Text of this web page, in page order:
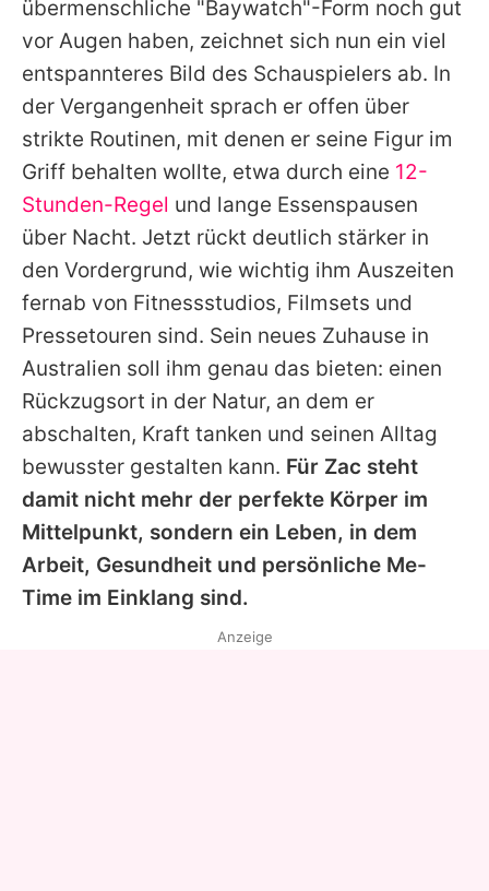
übermenschliche "Baywatch"-Form noch gut
vor Augen haben, zeichnet sich nun ein viel
entspannteres Bild des Schauspielers ab. In
der Vergangenheit sprach er offen über
strikte Routinen, mit denen er seine Figur im
Griff behalten wollte, etwa durch eine 12-
Stunden-Regel und lange Essenspausen
über Nacht. Jetzt rückt deutlich stärker in
den Vordergrund, wie wichtig ihm Auszeiten
fernab von Fitnessstudios, Filmsets und
Pressetouren sind. Sein neues Zuhause in
Australien soll ihm genau das bieten: einen
Rückzugsort in der Natur, an dem er
abschalten, Kraft tanken und seinen Alltag
bewusster gestalten kann. Für Zac steht
damit nicht mehr der perfekte Körper im
Mittelpunkt, sondern ein Leben, in dem
Arbeit, Gesundheit und persönliche Me-
Time im Einklang sind.
Anzeige